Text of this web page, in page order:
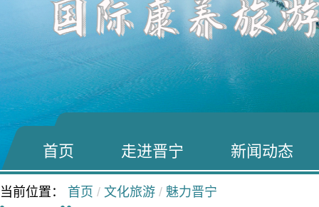
首页 走进晋宁 新闻动态
当前位置： 首页 / 文化旅游 / 魅力晋宁